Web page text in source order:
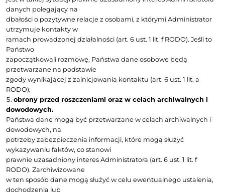
rozliczalności przetwarzania;
weryfikacji, czy w odniesieniu do
osobowych
określonej osoby nie został wniesiony sprzeciw
przetwarzania.
Administrator respektuje prawo osób, których dane
wnoszenia sprzeciwu
wobec przetwarzania. Po uwzględnieniu sprzeciwu
usuwa te dane ze
swoich baz. Administrator czyni starania, aby dane, w
do których został
wniesiony sprzeciw nie zostały ponownie pobrane i
w ramach pakietu
danych. W związku z powyższym Administrator
kopię danych osób